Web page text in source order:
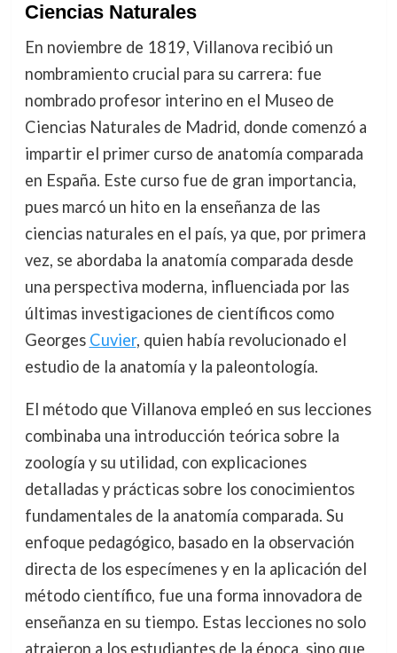
Ciencias Naturales
En noviembre de 1819, Villanova recibió un
nombramiento crucial para su carrera: fue
nombrado profesor interino en el Museo de
Ciencias Naturales de Madrid, donde comenzó a
impartir el primer curso de anatomía comparada
en España. Este curso fue de gran importancia,
pues marcó un hito en la enseñanza de las
ciencias naturales en el país, ya que, por primera
vez, se abordaba la anatomía comparada desde
una perspectiva moderna, influenciada por las
últimas investigaciones de científicos como
Georges Cuvier, quien había revolucionado el
estudio de la anatomía y la paleontología.
El método que Villanova empleó en sus lecciones
combinaba una introducción teórica sobre la
zoología y su utilidad, con explicaciones
detalladas y prácticas sobre los conocimientos
fundamentales de la anatomía comparada. Su
enfoque pedagógico, basado en la observación
directa de los especímenes y en la aplicación del
método científico, fue una forma innovadora de
enseñanza en su tiempo. Estas lecciones no solo
atrajeron a los estudiantes de la época, sino que